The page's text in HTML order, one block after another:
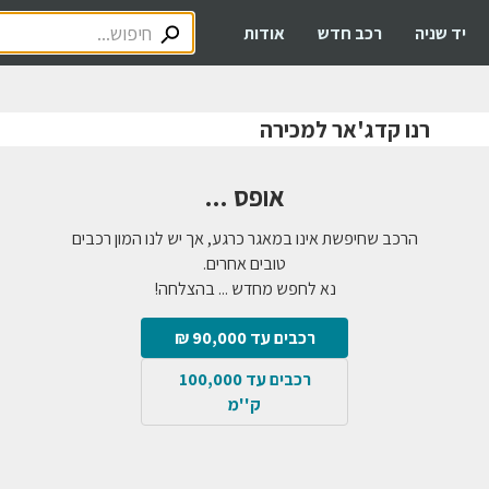
יד שניה רכב חדש אודות
רנו קדג'אר למכירה
אופס ...
הרכב שחיפשת אינו במאגר כרגע, אך יש לנו המון רכבים
טובים אחרים.
נא לחפש מחדש ... בהצלחה!
רכבים עד 90,000 ₪
רכבים עד 100,000
ק''מ